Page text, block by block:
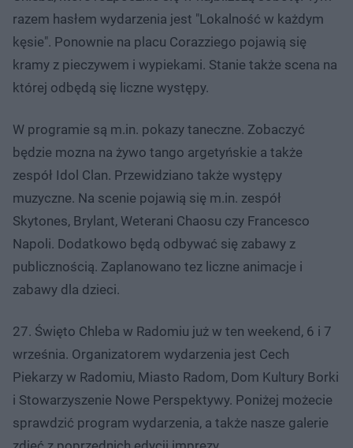
razem hasłem wydarzenia jest "Lokalność w każdym
kęsie". Ponownie na placu Corazziego pojawią się
kramy z pieczywem i wypiekami. Stanie także scena na
której odbędą się liczne występy.
W programie są m.in. pokazy taneczne. Zobaczyć
będzie mozna na żywo tango argetyńskie a także
zespół Idol Clan. Przewidziano także występy
muzyczne. Na scenie pojawią się m.in. zespół
Skytones, Brylant, Weterani Chaosu czy Francesco
Napoli. Dodatkowo będą odbywać się zabawy z
publicznością. Zaplanowano tez liczne animacje i
zabawy dla dzieci.
27. Święto Chleba w Radomiu już w ten weekend, 6 i 7
września. Organizatorem wydarzenia jest Cech
Piekarzy w Radomiu, Miasto Radom, Dom Kultury Borki
i Stowarzyszenie Nowe Perspektywy. Poniżej możecie
sprawdzić program wydarzenia, a także nasze galerie